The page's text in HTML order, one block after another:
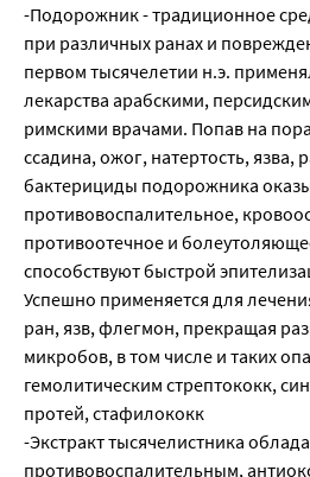
-Подорожник - традиционное
при различных ранах и
первом тысячелетии н.э.
лекарства арабскими,
римскими врачами. Попав на
ссадина, ожог, натертость, язва,
бактерициды подорожника
противовоспалительное,
противоотечное и
способствуют быстрой
Успешно применяется для
ран, язв, флегмон, прекращая
микробов, в том числе и таких
гемолитическим стрептококк,
протей, стафилококк
-Экстракт тысячелистника
противовоспалительным,